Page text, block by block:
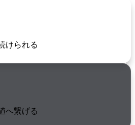
けられる
へ繋げる